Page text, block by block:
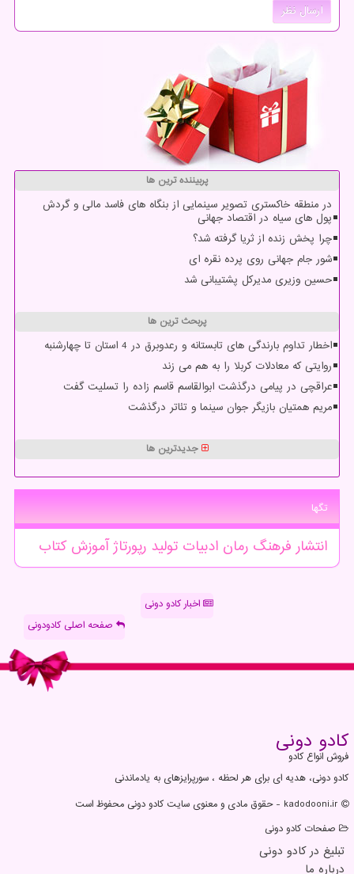
پربیننده ترین ها
در منطقه خاکستری تصویر سینمایی از بنگاه های فاسد مالی و گردش
پول های سیاه در اقتصاد جهانی
چرا پخش زنده از ثریا گرفته شد؟
شور جام جهانی روی پرده نقره ای
حسین وزیری مدیرکل پشتیبانی شد
پربحث ترین ها
اخطار تداوم بارندگی های تابستانه و رعدوبرق در 4 استان تا چهارشنبه
روایتی که معادلات کربلا را به هم می زند
عراقچی در پیامی درگذشت ابوالقاسم قاسم زاده را تسلیت گفت
مریم همتیان بازیگر جوان سینما و تئاتر درگذشت
جدیدترین ها
تگها
انتشار فرهنگ رمان ادبیات تولید رپورتاژآموزشكتاب
اخبار کادو دونی
صفحه اصلی کادودونی
كادو دونی
فروش انواع کادو
کادو دونی، هدیه ای برای هر لحظه ، سورپرایزهای به یادماندنی
صفحات كادو دونی
تبلیغ در كادو دونی
درباره ما